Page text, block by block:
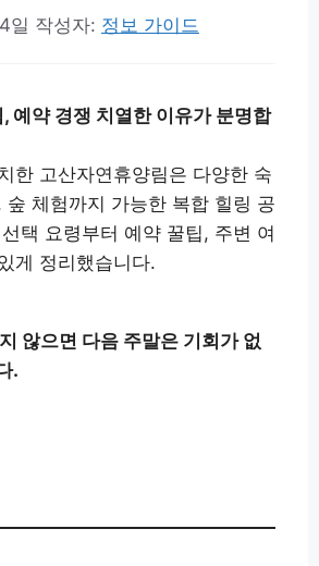
일 작성자: 정보 가이드
예약 경쟁 치열한 이유가 분명합
한 고산자연휴양림은 다양한 숙
숲 체험까지 가능한 복합 힐링 공
택 요령부터 예약 꿀팁, 주변 여
게 정리했습니다.
않으면 다음 주말은 기회가 없
.